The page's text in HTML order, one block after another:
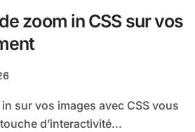
zoom in CSS sur vos
d’interactivité...